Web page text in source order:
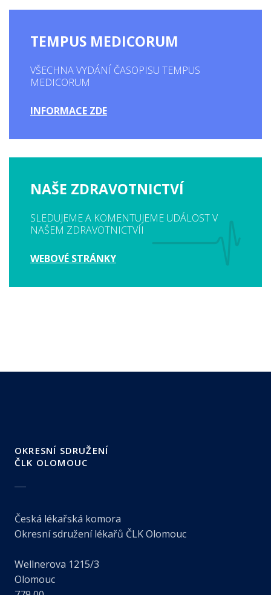
TEMPUS MEDICORUM
VŠECHNA VYDÁNÍ ČASOPISU TEMPUS
MEDICORUM
INFORMACE ZDE
NAŠE ZDRAVOTNICTVÍ
SLEDUJEME A KOMENTUJEME UDÁLOST V
NAŠEM ZDRAVOTNICTVÍI
WEBOVÉ STRÁNKY
OKRESNÍ SDRUŽENÍ
ČLK OLOMOUC
Česká lékařská komora
Okresní sdružení lékařů ČLK Olomouc
Wellnerova 1215/3
Olomouc